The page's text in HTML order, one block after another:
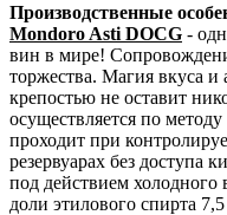
Производственные
Mondoro Asti DOCG -
вин в мире!
торжества. Магия вкуса
крепостью не оставит
осуществляется по
проходит при
резервуарах без доступа
под действием
доли этилового спирта